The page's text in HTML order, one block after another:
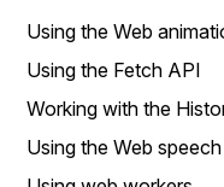
Using the Web
Using the Fetch API
Working with the
Using the Web